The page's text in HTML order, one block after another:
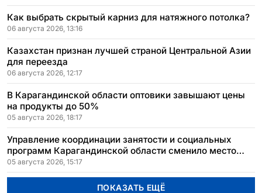
Как выбрать скрытый карниз для натяжного потолка?
06 августа 2026, 13:16
Казахстан признан лучшей страной Центральной Азии
для переезда
06 августа 2026, 12:17
В Карагандинской области оптовики завышают цены
на продукты до 50%
05 августа 2026, 18:17
Управление координации занятости и социальных
программ Карагандинской области сменило место
расположения
05 августа 2026, 15:17
ПОКАЗАТЬ ЕЩЁ